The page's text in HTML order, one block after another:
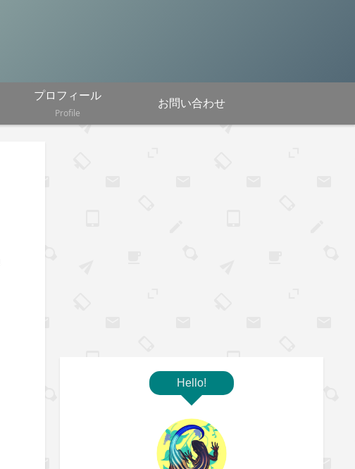
プロフィール
Profile
お問い合わせ
Hello!